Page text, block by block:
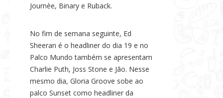
Journèe, Binary e Ruback.
No fim de semana seguinte, Ed
Sheeran é o headliner do dia 19 e no
Palco Mundo também se apresentam
Charlie Puth, Joss Stone e Jão. Nesse
mesmo dia, Gloria Groove sobe ao
palco Sunset como headliner da